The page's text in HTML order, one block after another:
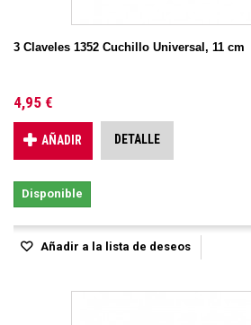
3 Claveles 1352 Cuchillo Universal, 11 cm
4,95 €
AÑADIR DETALLE
Disponible
Añadir a la lista de deseos